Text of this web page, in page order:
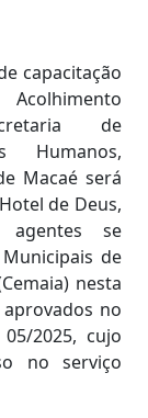
capacitação
de
Humanos,
Macaé será
de Deus,
agentes se
de
nesta
no
2025, cujo
no serviço